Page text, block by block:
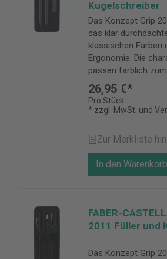
Kugelschreiber
Das Konzept Grip
das klar
klassischen Farben
Ergonomie. Die
passen farblich
26,95 €*
Pro Stück
* zzgl. MwSt. und
Zur Merkliste
In den Warenkorb
FABER-
2011 Füller und
Das Konzept Grip